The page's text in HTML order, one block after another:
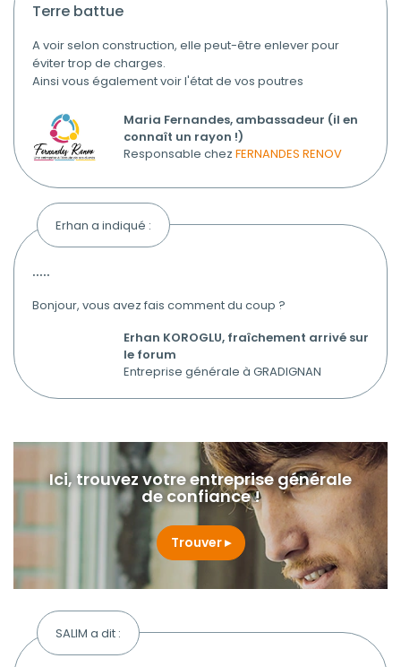
terre battue
A voir selon construction, elle peut-être enlever pour
éviter trop de charges.
Ainsi vous également voir l'état de vos poutres
Maria Fernandes, ambassadeur (il en
connaît un rayon !)
Responsable chez FERNANDES RENOV
Erhan a indiqué :
.....
Bonjour, vous avez fais comment du coup ?
Erhan KOROGLU, fraîchement arrivé sur
le forum
Entreprise générale à GRADIGNAN
Ici, trouvez votre entreprise générale
de confiance !
Trouver
SALIM a dit :